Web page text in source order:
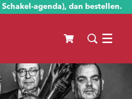
agenda), dan bestellen.
Menu